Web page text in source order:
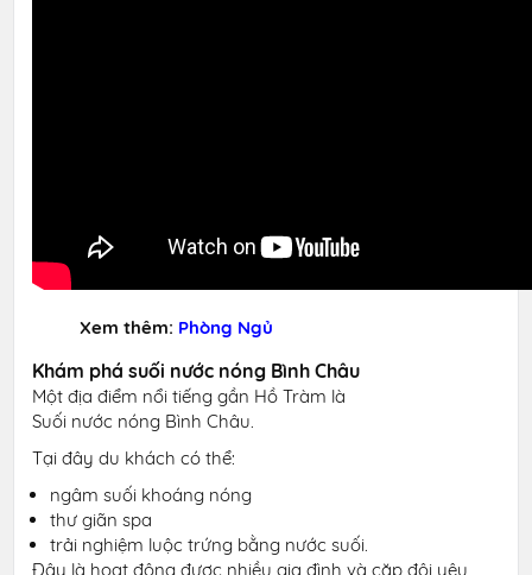
Xem thêm: Phòng Ngủ
Khám phá suối nước nóng Bình Châu
Một địa điểm nổi tiếng gần Hồ Tràm là
Suối nước nóng Bình Châu.
Tại đây du khách có thể:
ngâm suối khoáng nóng
thư giãn spa
trải nghiệm luộc trứng bằng nước suối.
Đây là hoạt động được nhiều gia đình và cặp đôi yêu